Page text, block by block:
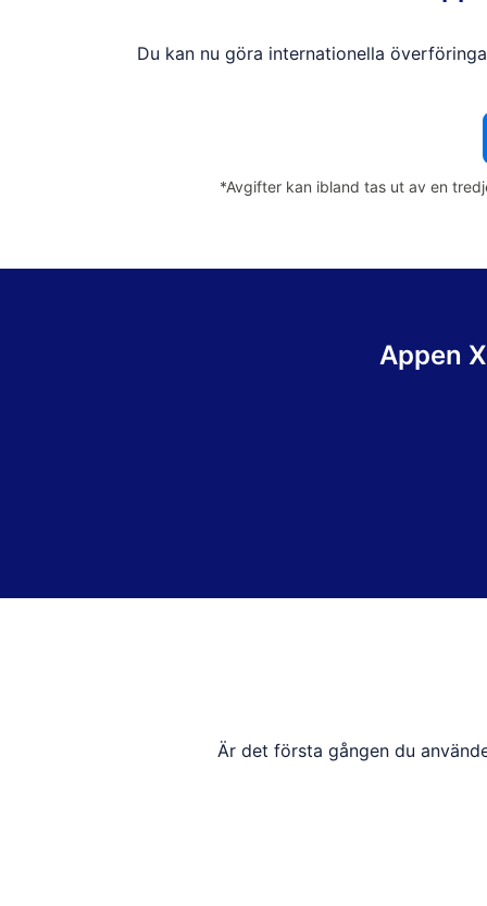
Du kan nu göra internationella
*Avgifter kan ibland tas ut av en
Appen
Är det första gången du